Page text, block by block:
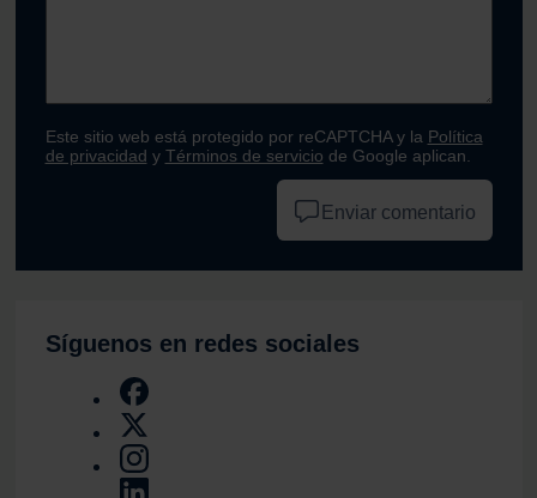
Este sitio web está protegido por reCAPTCHA y la Política
de privacidad y Términos de servicio de Google aplican.
Enviar comentario
Síguenos en redes sociales